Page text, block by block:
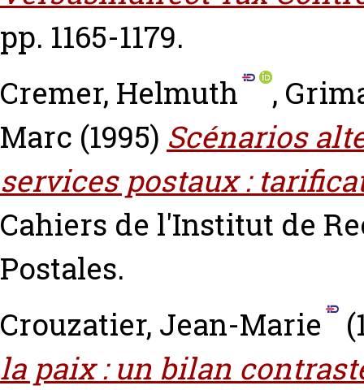
pp. 1165-1179.
Cremer, Helmuth
,
Marc (1995) Scénarios
services postaux :
Cahiers de l'Institut de
Postales.
Crouzatier, Jean-Marie
la paix : un bilan